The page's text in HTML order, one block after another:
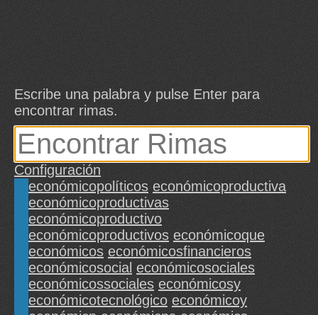
Escribe una palabra y pulse Enter para
encontrar rimas.
Configuración
económicopolíticos económicoproductiva
económicoproductivas
económicoproductivo
económicoproductivos económicoque
económicos económicosfinancieros
económicosocial económicosociales
económicossociales económicosy
económicotecnológico económicoy